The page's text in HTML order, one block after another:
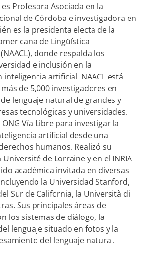
es Profesora Asociada en la
de Córdoba e investigadora en
es la presidenta electa de la
de Lingüística
donde respalda los
e inclusión en la
inteligencia artificial. NAACL está
de 5,000 investigadores en
lenguaje natural de grandes y
tecnológicas y universidades.
Vía Libre para investigar la
artificial desde una
humanos. Realizó su
de Lorraine y en el INRIA
académica invitada en diversas
la Universidad Stanford,
Sur de California, la Università di
Sus principales áreas de
los sistemas de diálogo, la
lenguaje situado en fotos y la
del lenguaje natural.